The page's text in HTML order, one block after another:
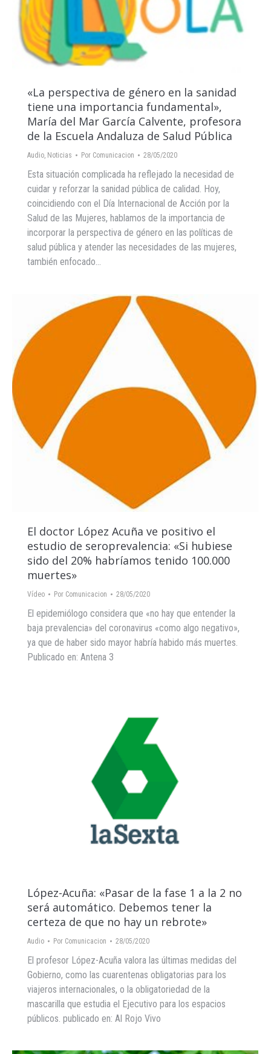
«La perspectiva de género en la sanidad
tiene una importancia fundamental»,
María del Mar García Calvente, profesora
de la Escuela Andaluza de Salud Pública
Audio, Noticias Por Comunicacion 28/05/2020
Esta situación complicada ha reflejado la necesidad de
cuidar y reforzar la sanidad pública de calidad. Hoy,
coincidiendo con el Día Internacional de Acción por la
Salud de las Mujeres, hablamos de la importancia de
incorporar la perspectiva de género en las políticas de
salud pública y atender las necesidades de las mujeres,
también enfocado…
El doctor López Acuña ve positivo el
estudio de seroprevalencia: «Si hubiese
sido del 20% habríamos tenido 100.000
muertes»
Vídeo Por Comunicacion 28/05/2020
El epidemiólogo considera que «no hay que entender la
baja prevalencia» del coronavirus «como algo negativo»,
ya que de haber sido mayor habría habido más muertes.
Publicado en: Antena 3
López-Acuña: «Pasar de la fase 1 a la 2 no
será automático. Debemos tener la
certeza de que no hay un rebrote»
Audio Por Comunicacion 28/05/2020
El profesor López-Acuña valora las últimas medidas del
Gobierno, como las cuarentenas obligatorias para los
viajeros internacionales, o la obligatoriedad de la
mascarilla que estudia el Ejecutivo para los espacios
públicos. publicado en: Al Rojo Vivo